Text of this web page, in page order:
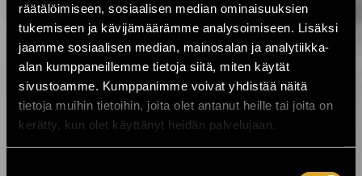
räätälöimiseen, sosiaalisen median ominaisuuksien
tukemiseen ja kävijämäärämme analysoimiseen. Lisäksi
jaamme sosiaalisen median, mainosalan ja analytiikka-
alan kumppaneillemme tietoja siitä, miten käytät
sivustoamme. Kumppanimme voivat yhdistää näitä
tietoja muihin tietoihin, joita olet antanut heille tai joita on
kerätty, kun olet käyttänyt heidän palvelujaan.
5.8.2026 19:33
Tabula Rasa palaa Tavastialle lähes 50
vuoden jälkeen ›
4.8.2026 07:00
Kesä huipentuu Stallörinpuistossa –